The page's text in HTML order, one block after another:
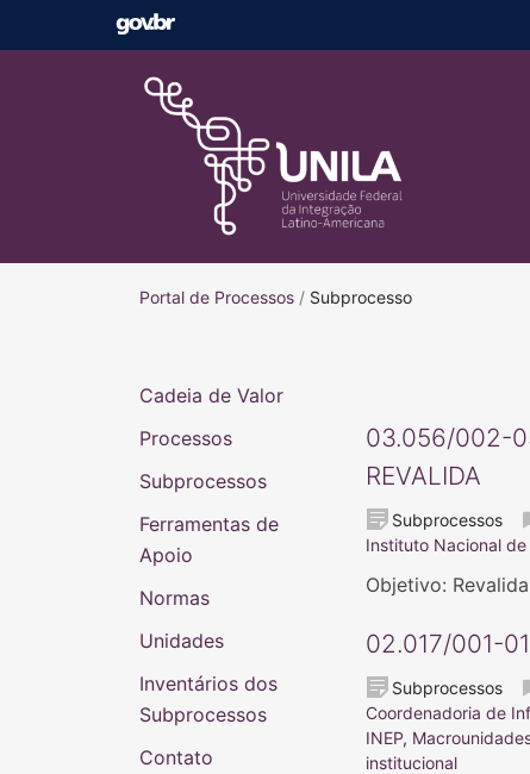
Portal de ProcessosPortal de Processos
/ Subprocesso
03.056/002-
REVALIDA
Subprocessos
Instituto Nacional de
Objetivo:
02.017/001-
Subprocessos
Coordenadoria de
INEP,
institucional
Cadeia de Valor
Processos
Subprocessos
Ferramentas de
Apoio
Normas
Unidades
Inventários dos
Subprocessos
Contato